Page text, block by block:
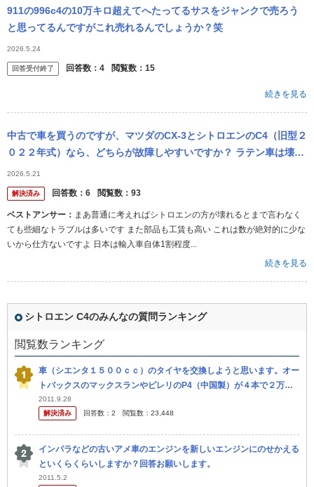
911の996c4の10万キロ超えてへたってるサスをジャンクで売ろう
と思ってるんですがこれ売れるんでしょうか？笑
2026.5.24
回答受付終了 回答数： 4 閲覧数： 15
続きを見る
中古で車を買うのですが、マツダのCX-3とシトロエンのC4（旧型２
０２２年式）なら、どちらが故障しやすいですか？ ラテン車は壊れ
やすいと言われていますよね。 詳しい方教えてください。
2026.5.21
解決済み 回答数： 6 閲覧数： 93
ベストアンサー： まあ普通に考えればシトロエンの方が壊れるとまで言わなく
ても些細なトラブルは多いです また部品も工賃も高い これは数が絶対的に少な
いから仕方ないですよ 日本は輸入車自体1割程度...
続きを見る
シトロエン C4のみんなの質問ランキング
閲覧数ランキング
車（シエンタ１５００ｃｃ）のタイヤを交換しようと思います。オー
トバックスのマックスランやピレリのP4（中国製）が４本で２万円
前後なのに対してブリジストン等は４万円以上します。価額相応の違
いはあり...
2011.9.28
解決済み
回答数： 2 閲覧数： 23,448
インパラなどの古いアメ車のエンジンを新しいエンジンにのせかえる
といくらくらいしますか？回答お願いします。
2011.5.2